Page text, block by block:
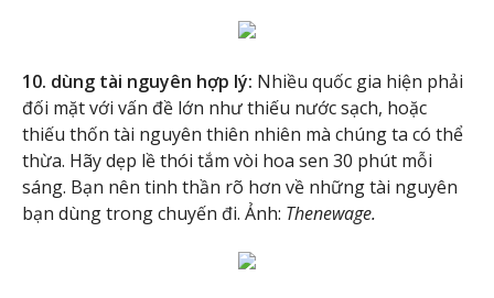
10. dùng tài nguyên hợp lý: Nhiều quốc gia hiện phải
đối mặt với vấn đề lớn như thiếu nước sạch, hoặc
thiếu thốn tài nguyên thiên nhiên mà chúng ta có thể
thừa. Hãy dẹp lề thói tắm vòi hoa sen 30 phút mỗi
sáng. Bạn nên tinh thần rõ hơn về những tài nguyên
bạn dùng trong chuyến đi. Ảnh: Thenewage.